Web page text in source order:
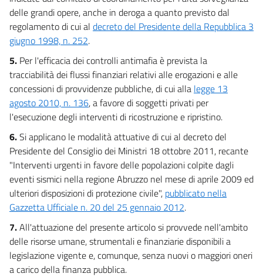
delle grandi opere, anche in deroga a quanto previsto dal
regolamento di cui al decreto del Presidente della Repubblica 3
giugno 1998, n. 252.
5. Per l'efficacia dei controlli antimafia è prevista la
tracciabilità dei flussi finanziari relativi alle erogazioni e alle
concessioni di provvidenze pubbliche, di cui alla legge 13
agosto 2010, n. 136, a favore di soggetti privati per
l'esecuzione degli interventi di ricostruzione e ripristino.
6.Si applicano le modalità attuative di cui al decreto del
Presidente del Consiglio dei Ministri 18 ottobre 2011, recante
"Interventi urgenti in favore delle popolazioni colpite dagli
eventi sismici nella regione Abruzzo nel mese di aprile 2009 ed
ulteriori disposizioni di protezione civile", pubblicato nella
Gazzetta Ufficiale n. 20 del 25 gennaio 2012.
7.All'attuazione del presente articolo si provvede nell'ambito
delle risorse umane, strumentali e finanziarie disponibili a
legislazione vigente e, comunque, senza nuovi o maggiori oneri
a carico della finanza pubblica.